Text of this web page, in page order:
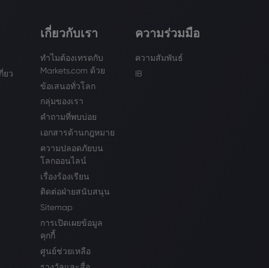
ยว
เกี่ยวกับเรา
ทำไมต้องเทรดกับ
Markets.com ด้วย
ข้อเสนอทั่วโลก
กลุ่มของเรา
คำถามที่พบบ่อย
เอกสารด้านกฎหมาย
ความปลอดภัยบน
โลกออนไลน์
เรื่องร้องเรียน
ติดต่อฝ่ายสนับสนุน
Sitemap
การเปิดเผยข้อมูล
คุกกี้
ศูนย์ช่วยเหลือ
ความร่วมมือ
ความสัมพันธ์
IB